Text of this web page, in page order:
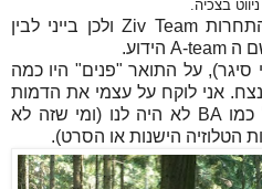
בצכיה.
Ziv Team ולכן בייני לבין
ה A-team הידוע.
סיגר), על התואר "פנים" היו כמה
אני לוקח על עצמי את הדמות
כמו BA לא היה לנו (ומי שזה לא
הטלוזיה הישנות או הסרט).